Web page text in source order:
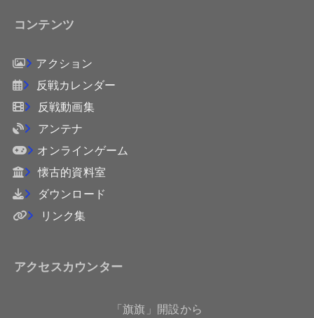
コンテンツ
アクション
反戦カレンダー
反戦動画集
アンテナ
オンラインゲーム
懐古的資料室
ダウンロード
リンク集
アクセスカウンター
「旗旗」開設から